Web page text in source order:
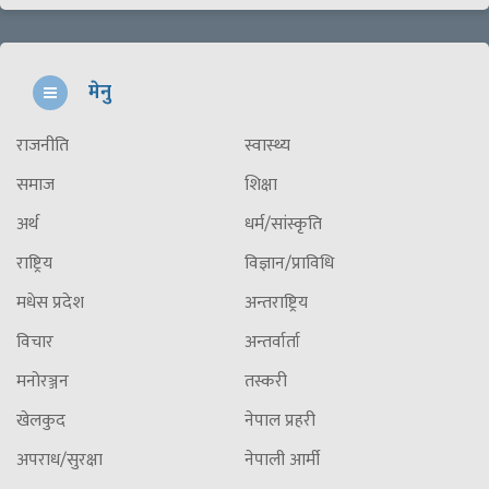
मेनु
राजनीति
समाज
अर्थ
राष्ट्रिय
मधेस प्रदेश
विचार
मनोरञ्जन
खेलकुद
अपराध/सुरक्षा
स्वास्थ्य
शिक्षा
धर्म/सांस्कृति
विज्ञान/प्राविधि
अन्तराष्ट्रिय
अन्तर्वार्ता
तस्करी
नेपाल प्रहरी
नेपाली आर्मी